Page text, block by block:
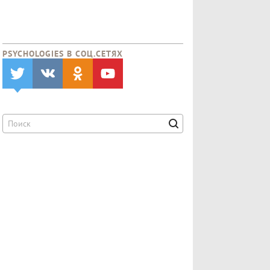
PSYCHOLOGIES В CОЦ.СЕТЯХ